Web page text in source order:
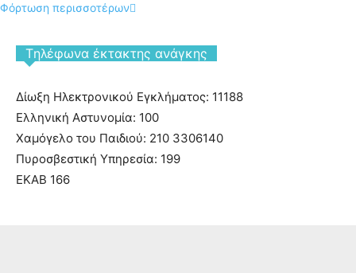
Φόρτωση περισσοτέρων
Tηλέφωνα έκτακτης ανάγκης
Δίωξη Ηλεκτρονικού Εγκλήματος: 11188
Ελληνική Αστυνομία: 100
Χαμόγελο του Παιδιού: 210 3306140
Πυροσβεστική Υπηρεσία: 199
ΕΚΑΒ 166